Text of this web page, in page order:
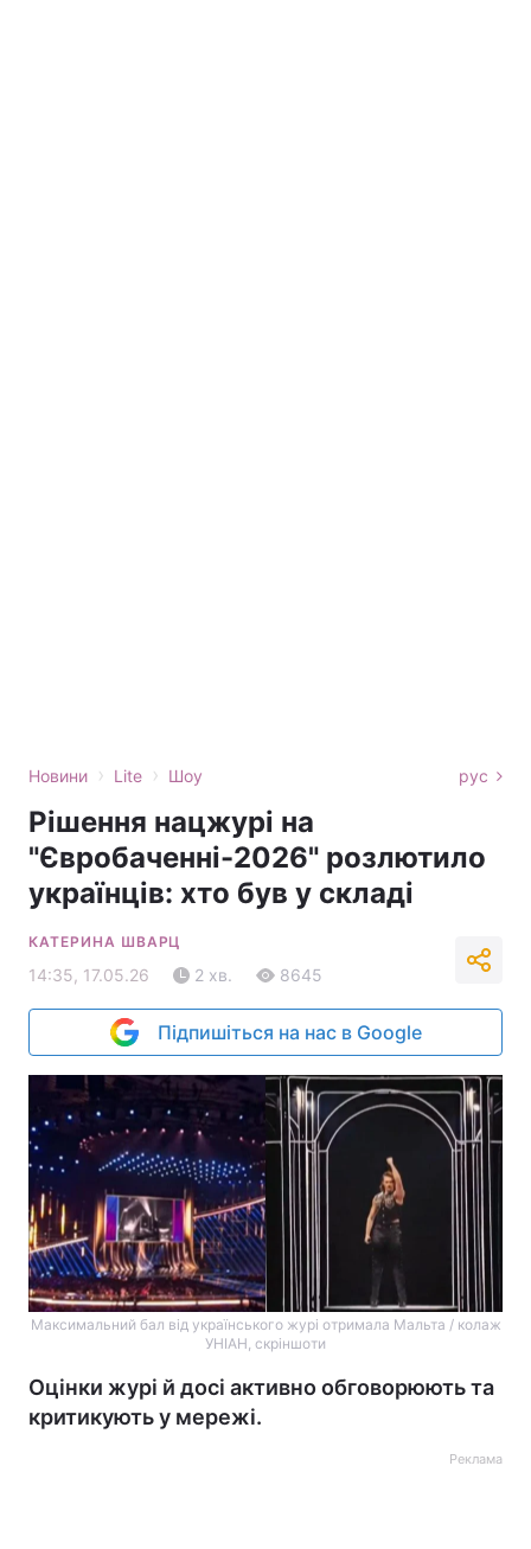
Новини › Lite › Шоу рус
Рішення нацжурі на
"Євробаченні-2026" розлютило
українців: хто був у складі
КАТЕРИНА ШВАРЦ
14:35, 17.05.26 2 хв. 8645
Підпишіться на нас в Google
Максимальний бал від українського журі отримала Мальта / колаж
УНІАН, скріншоти
Оцінки журі й досі активно обговорюють та
критикують у мережі.
Реклама